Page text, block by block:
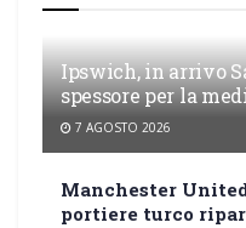
Ipswich, in arrivo
spessore per la
7 AGOSTO 2026
Manchester
portiere turco